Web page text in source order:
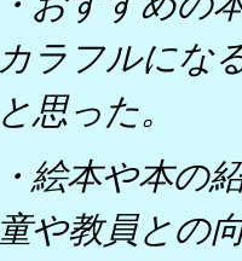
カラフルにな
と思った。
・絵本や本の
童や教員との